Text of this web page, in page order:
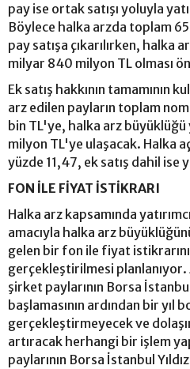
pay ise ortak satışı yoluyla
Böylece halka arzda toplam
pay satışa çıkarılırken, halka
milyar 840 milyon TL olması
Ek satış hakkının tamamının
arz edilen payların toplam
bin TL'ye, halka arz büyüklüğü
milyon TL'ye ulaşacak. Halka
yüzde 11,47, ek satış dahil ise
FON İLE FİYAT İSTİKRARI
Halka arz kapsamında
amacıyla halka arz
gelen bir fon ile fiyat istikrarını
gerçekleştirilmesi
şirket paylarının Borsa
başlamasının ardından bir yıl
gerçekleştirmeyecek ve
artıracak herhangi bir işlem
paylarının Borsa İstanbul